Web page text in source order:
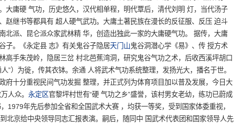
大庸硬 气功，历史悠久，汉代相单程，明代覃后，清代刘明 灯，当代汤子
赵继书等都具有 超人硬气武功。大庸土著民族在漫长的反征服、反压 迫斗
北派、昆仑派众家武林精 华，创造出独此一家的大庸硬气功。 据传，大庸
子。《永定县 志》有关鬼谷子隐居天门山鬼谷洞潜心学《易》、传 授方术
高手朱茂岭，隐居三岔 村北芭蕉湾洞，研究鬼谷气功之术，后收西溪坪胡口
”）为徙，传其衣钵。余通 人将武术气功系统整理，发扬光大，播名于世。
府十分重视民间气功发掘 整理，并正式列为体育项目加以普及发展，今日大
人众。 永定区官黎坪村世有“硬 气功之乡”盛誉，该村男女老幼，练功已蔚成
1979年先后参加全省和全国武术大赛 ，均获一等奖，受到国家体委重视，
北京给中央领导同志汇报表演。嗣后，随同中 国武术代表团和国家领导人先